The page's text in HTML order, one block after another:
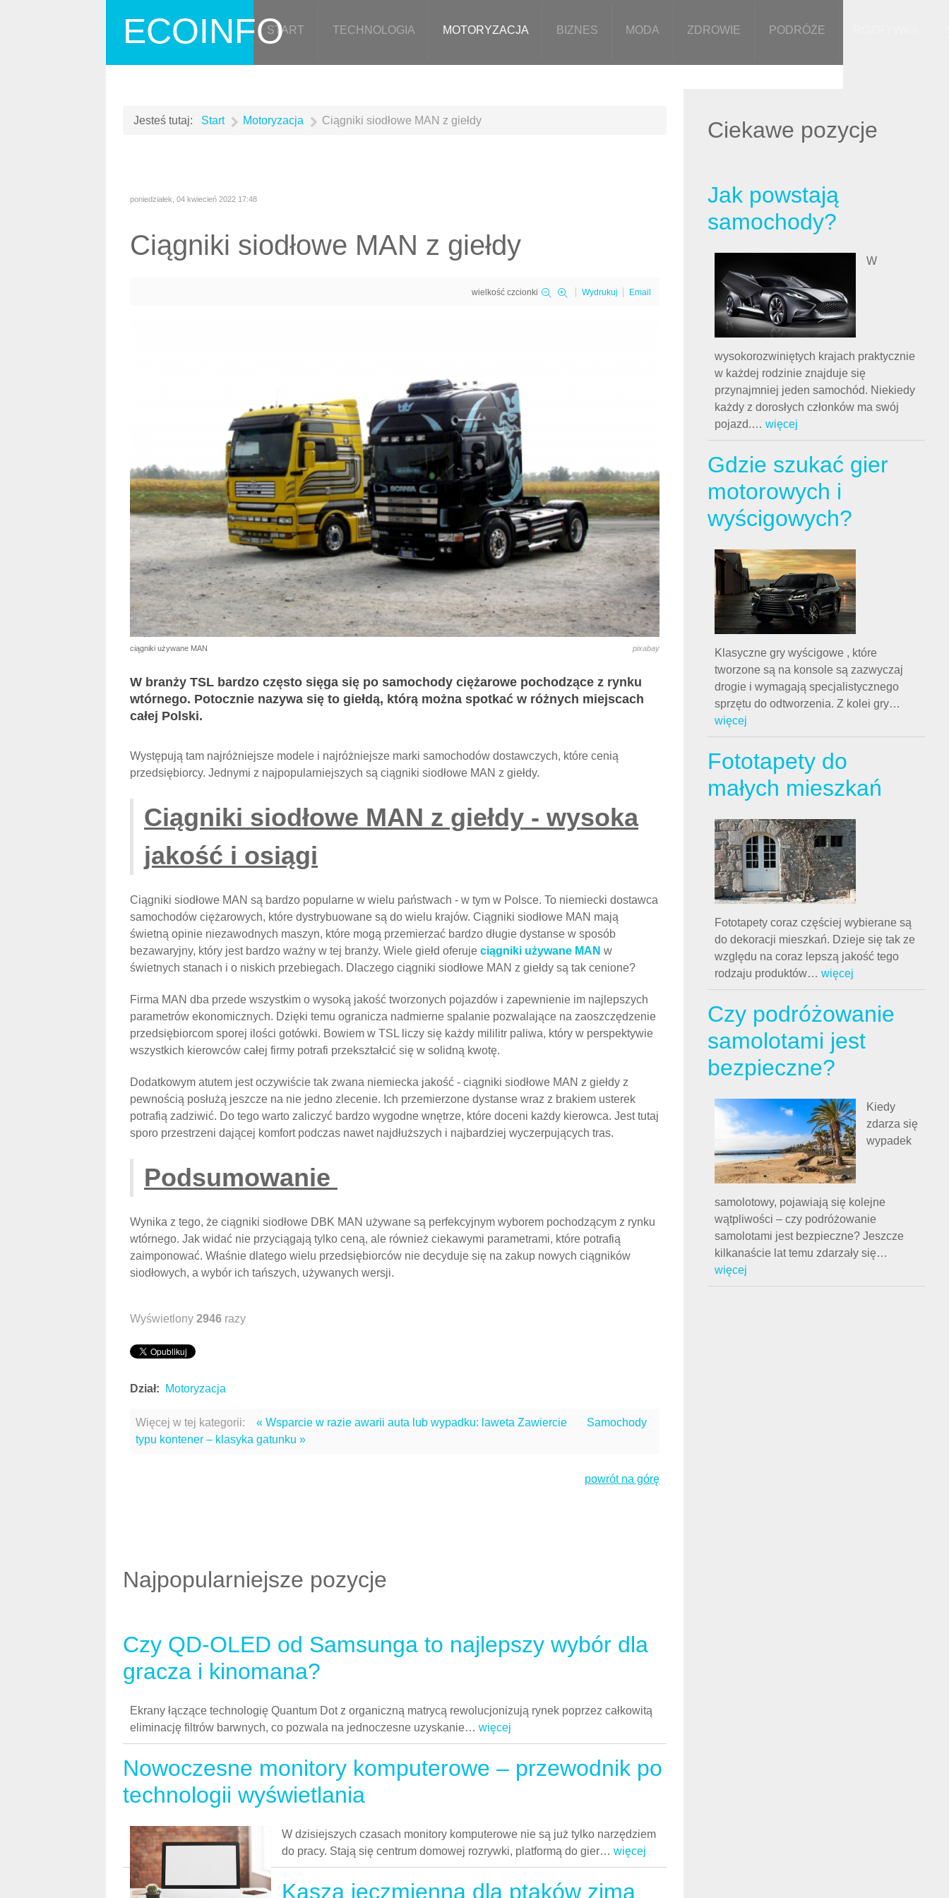
ECOINFOSTART TECHNOLOGIA MOTORYZACJA BIZNES MODA ZDROWIE PODRÓŻE
Jesteś tutaj: Start Motoryzacja Ciągniki siodłowe MAN z giełdy
poniedziałek, 04 kwiecień 2022 17:48
Ciągniki siodłowe MAN z giełdy
wielkość czcionki Wydrukuj Email
ciągniki używane MAN pixabay
W branży TSL bardzo często sięga się po samochody ciężarowe pochodzące z rynku
wtórnego. Potocznie nazywa się to giełdą, którą można spotkać w różnych miejscach
całej Polski.
Występują tam najróżniejsze modele i najróżniejsze marki samochodów dostawczych, które cenią
przedsiębiorcy. Jednymi z najpopularniejszych są ciągniki siodłowe MAN z giełdy.
Ciągniki siodłowe MAN z giełdy - wysoka
jakość i osiągi
Ciągniki siodłowe MAN są bardzo popularne w wielu państwach - w tym w Polsce. To niemiecki dostawca
samochodów ciężarowych, które dystrybuowane są do wielu krajów. Ciągniki siodłowe MAN mają
świetną opinie niezawodnych maszyn, które mogą przemierzać bardzo długie dystanse w sposób
bezawaryjny, który jest bardzo ważny w tej branży. Wiele giełd oferuje ciągniki używane MAN w
świetnych stanach i o niskich przebiegach. Dlaczego ciągniki siodłowe MAN z giełdy są tak cenione?
Firma MAN dba przede wszystkim o wysoką jakość tworzonych pojazdów i zapewnienie im najlepszych
parametrów ekonomicznych. Dzięki temu ogranicza nadmierne spalanie pozwalające na zaoszczędzenie
przedsiębiorcom sporej ilości gotówki. Bowiem w TSL liczy się każdy mililitr paliwa, który w perspektywie
wszystkich kierowców całej firmy potrafi przekształcić się w solidną kwotę.
Dodatkowym atutem jest oczywiście tak zwana niemiecka jakość - ciągniki siodłowe MAN z giełdy z
pewnością posłużą jeszcze na nie jedno zlecenie. Ich przemierzone dystanse wraz z brakiem usterek
potrafią zadziwić. Do tego warto zaliczyć bardzo wygodne wnętrze, które doceni każdy kierowca. Jest tutaj
sporo przestrzeni dającej komfort podczas nawet najdłuższych i najbardziej wyczerpujących tras.
Podsumowanie
Wynika z tego, że ciągniki siodłowe DBK MAN używane są perfekcyjnym wyborem pochodzącym z rynku
wtórnego. Jak widać nie przyciągają tylko ceną, ale również ciekawymi parametrami, które potrafią
zaimponować. Właśnie dlatego wielu przedsiębiorców nie decyduje się na zakup nowych ciągników
siodłowych, a wybór ich tańszych, używanych wersji.
Wyświetlony 2946 razy
Dział: Motoryzacja
Więcej w tej kategorii: « Wsparcie w razie awarii auta lub wypadku: laweta Zawiercie
Samochody
typu kontener – klasyka gatunku »
powrót na górę
Najpopularniejsze pozycje
Czy QD-OLED od Samsunga to najlepszy wybór dla
gracza i kinomana?
Ekrany łączące technologię Quantum Dot z organiczną matrycą rewolucjonizują rynek poprzez całkowitą
eliminację filtrów barwnych, co pozwala na jednoczesne uzyskanie… więcej
Nowoczesne monitory komputerowe – przewodnik po
technologii wyświetlania
W dzisiejszych czasach monitory komputerowe nie są już tylko narzędziem
do pracy. Stają się centrum domowej rozrywki, platformą do gier… więcej
Kasza jęczmienna dla ptaków zimą
Ciekawe pozycje
Jak powstają
samochody?
W
wysokorozwiniętych krajach praktycznie
w każdej rodzinie znajduje się
przynajmniej jeden samochód. Niekiedy
każdy z dorosłych członków ma swój
pojazd.… więcej
Gdzie szukać gier
motorowych i
wyścigowych?
Klasyczne gry wyścigowe , które
tworzone są na konsole są zazwyczaj
drogie i wymagają specjalistycznego
sprzętu do odtworzenia. Z kolei gry…
więcej
Fototapety do
małych mieszkań
Fototapety coraz częściej wybierane są
do dekoracji mieszkań. Dzieje się tak ze
względu na coraz lepszą jakość tego
rodzaju produktów… więcej
Czy podróżowanie
samolotami jest
bezpieczne?
Kiedy
zdarza się
wypadek
samolotowy, pojawiają się kolejne
wątpliwości – czy podróżowanie
samolotami jest bezpieczne? Jeszcze
kilkanaście lat temu zdarzały się…
więcej